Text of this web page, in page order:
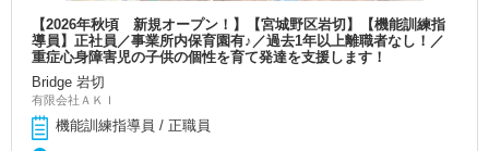
【2026年秋頃 新規オープン！】【宮城野区岩切】【機能訓練指
導員】正社員／事業所内保育園有♪／過去1年以上離職者なし！／
重症心身障害児の子供の個性を育て発達を支援します！
Bridge 岩切
有限会社ＡＫＩ
機能訓練指導員 / 正職員